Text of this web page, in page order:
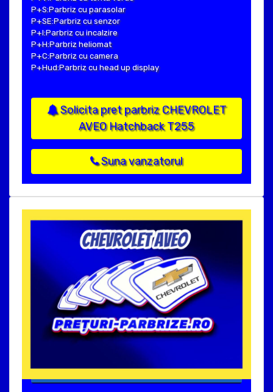
P+S:Parbriz cu parasolar
P+SE:Parbriz cu senzor
P+I:Parbriz cu incalzire
P+H:Parbriz heliomat
P+C:Parbriz cu camera
P+Hud:Parbriz cu head up display
Solicita pret parbriz CHEVROLET
AVEO Hatchback T255
Suna vanzatorul